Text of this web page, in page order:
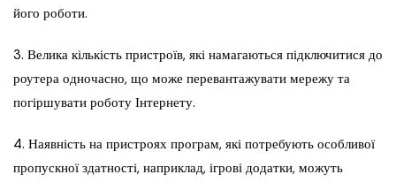
його роботи.
3. Велика кількість пристроїв, які намагаються підключитися до
роутера одночасно, що може перевантажувати мережу та
погіршувати роботу Інтернету.
4. Наявність на пристроях програм, які потребують особливої ​​
пропускної здатності, наприклад, ігрові додатки, можуть